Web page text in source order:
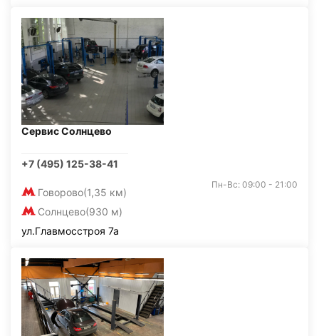
Сервис Солнцево
+7 (495) 125-38-41
Говорово(1,35 км)
Солнцево(930 м)
Пн-Вс: 09:00 - 21:00
ул.Главмосстроя 7а